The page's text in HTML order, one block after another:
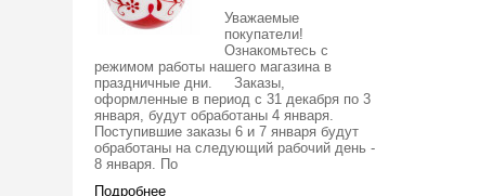
Уважаемые
покупатели!
Ознакомьтесь с
режимом работы нашего магазина в
праздничные дни. Заказы,
оформленные в период с 31 декабря по 3
января, будут обработаны 4 января.
Поступившие заказы 6 и 7 января будут
обработаны на следующий рабочий день -
8 января. По
Подробнее